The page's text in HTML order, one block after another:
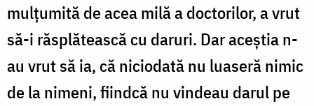
mulțumită de acea milă a doctorilor, a vrut
să-i răsplătească cu daruri. Dar aceștia n-
au vrut să ia, că niciodată nu luaseră nimic
de la nimeni, fiindcă nu vindeau darul pe